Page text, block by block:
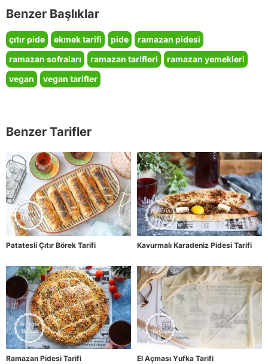
Benzer Başlıklar
çıtır pide ekmek tarifi pide
ramazan pidesi
ramazan sofraları
ramazan tarifleri
ramazan yemekleri
vegan
vegan tarifler
Benzer Tarifler
Patatesli Çıtır Börek Tarifi Kavurmalı Karadeniz Pidesi Tarifi
Ramazan Pidesi Tarifi El Açması Yufka Tarifi